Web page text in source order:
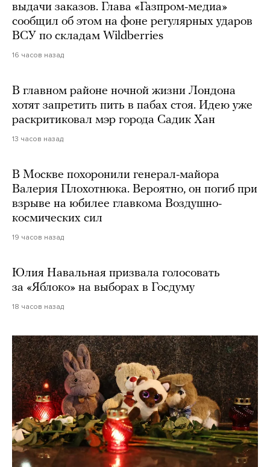
выдачи заказов. Глава «Газпром-медиа»
сообщил об этом на фоне регулярных ударов
ВСУ по складам Wildberries
16 часов назад
В главном районе ночной жизни Лондона
хотят запретить пить в пабах стоя. Идею уже
раскритиковал мэр города Садик Хан
13 часов назад
В Москве похоронили генерал-майора
Валерия Плохотнюка. Вероятно, он погиб при
взрыве на юбилее главкома Воздушно-
космических сил
19 часов назад
Юлия Навальная призвала голосовать
за «Яблоко» на выборах в Госдуму
18 часов назад